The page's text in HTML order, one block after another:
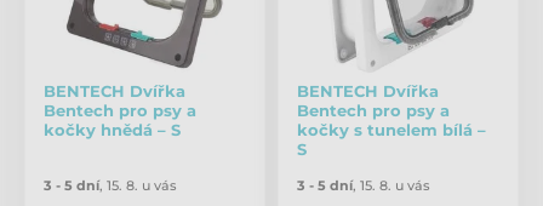
BENTECH Dvířka
Bentech pro psy a
kočky hnědá – S
3 - 5 dní, 15. 8. u vás
BENTECH Dvířka
Bentech pro psy a
kočky s tunelem bílá –
S
3 - 5 dní, 15. 8. u vás